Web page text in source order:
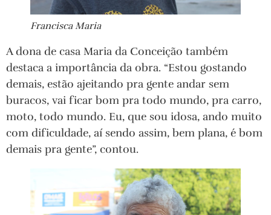
Francisca Maria
A dona de casa Maria da Conceição também
destaca a importância da obra. “Estou gostando
demais, estão ajeitando pra gente andar sem
buracos, vai ficar bom pra todo mundo, pra carro,
moto, todo mundo. Eu, que sou idosa, ando muito
com dificuldade, aí sendo assim, bem plana, é bom
demais pra gente”, contou.